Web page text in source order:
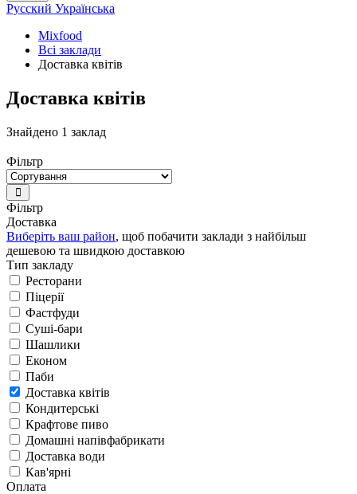
Русский Українська
Mixfood
Всі заклади
Доставка квітів
Доставка квітів
Знайдено 1 заклад
Фільтр
Фільтр
Доставка
Виберіть ваш район, щоб побачити заклади з найбільш
дешевою та швидкою доставкою
Тип закладу
Ресторани
Піцерії
Фастфуди
Суші-бари
Шашлики
Економ
Паби
Доставка квітів
Кондитерські
Крафтове пиво
Домашні напівфабрикати
Доставка води
Кав'ярні
Оплата